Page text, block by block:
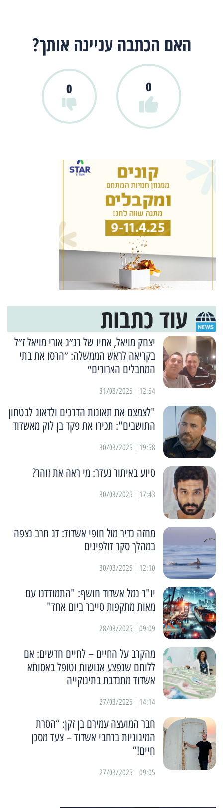
האם הכתבה עניינה אותך?
0
0
עוד כתבות
יצחק מויאל, אחיו של רנ״ג אורי מויאל ז״ל
בקריאה לראש הממשלה: ״הרסו את בתי
המחבלים הארורים״
12:54 | 31/03/2025
"לצמצם את תאונות הדרכים ולדאוג לבטחון
התושבים": תכירו את פקד בן לוק מאשדוד
19:58 | 30/03/2025
סיוע באיתור נעדר: מי ראה את זוהר?
17:43 | 30/03/2025
מחזה נדיר מול חופי אשדוד: דג חרב נצפה
במהלך סקר דולפינים
12:10 | 30/03/2025
יו"ר נמל אשדוד חושף: "התמודדנו עם
מאות מתקפות סייבר ביום אחד"
09:09 | 28/03/2025
מהקרב על החיים – לחיים חדשים: אם
ללוחם שנפצע אנושות וטופל באסותא
אשדוד מתנדבת בתינוקייה
14:14 | 27/03/2025
חבר המועצה עמירם בן זקן: “הסרת
המיגוניות ברחבי אשדוד – צעד מסכן
חיים!”
09:05 | 27/03/2025